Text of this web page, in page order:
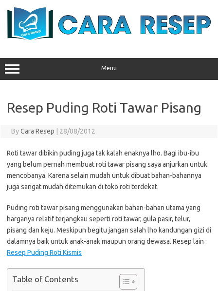
Menu
Resep Puding Roti Tawar Pisang
ByCara Resep 28/08/2012
Roti tawar dibikin puding juga tak kalah enaknya lho. Bagi ibu-ibu
yang belum pernah membuat roti tawar pisang saya anjurkan untuk
mencobanya. Karena selain mudah untuk dibuat bahan-bahannya
juga sangat mudah ditemukan di toko roti terdekat.
Puding roti tawar pisang menggunakan bahan-bahan utama yang
harganya relatif terjangkau seperti roti tawar, gula pasir, telur,
pisang dan keju. Meskipun begitu jangan salah lho kandungan gizi di
dalamnya baik untuk anak-anak maupun orang dewasa. Resep lain :
Resep Puding Roti Kismis
Table of Contents